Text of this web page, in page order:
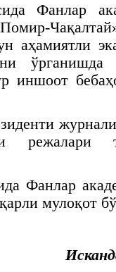
Фанлар
аҳамиятли
иншоот
режалари
Фанлар
мулоқот